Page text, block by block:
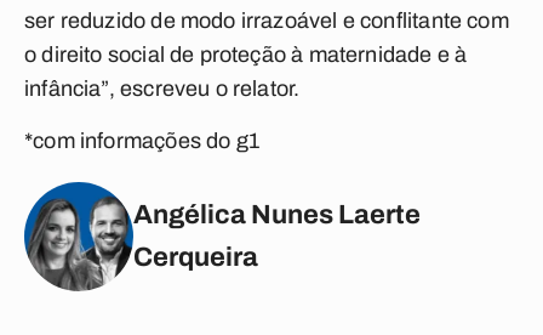
ser reduzido de modo irrazoável e conflitante com
o direito social de proteção à maternidade e à
infância”, escreveu o relator.
*com informações do g1
Angélica Nunes Laerte
Cerqueira